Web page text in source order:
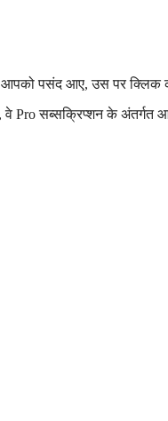
आपको पसंद आए, उस पर क्लिक
वे Pro सब्सक्रिप्शन के